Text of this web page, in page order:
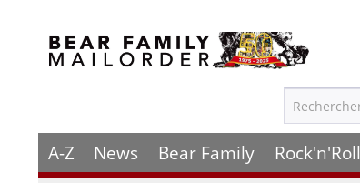
A-Z News Bear Family Rock'n'Roll